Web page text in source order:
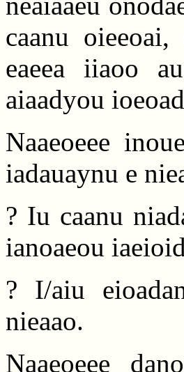
caanu
eaeea iiaoo
aiaadyou
Naaeoeee
iadauaynu e
? Iu caanu
ianoaeou
? I/aiu
nieaao.
Naaeoeee